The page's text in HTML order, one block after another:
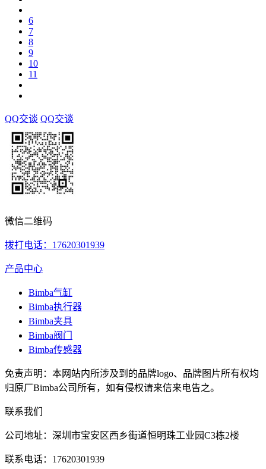
6
7
8
9
10
11
QQ交谈 QQ交谈
微信二维码
拨打电话：17620301939
产品中心
Bimba气缸
Bimba执行器
Bimba夹具
Bimba阀门
Bimba传感器
免责声明：本网站内所涉及到的品牌logo、品牌图片所有权均
归原厂Bimba公司所有，如有侵权请来信来电告之。
联系我们
公司地址：深圳市宝安区西乡街道恒明珠工业园C3栋2楼
联系电话：17620301939